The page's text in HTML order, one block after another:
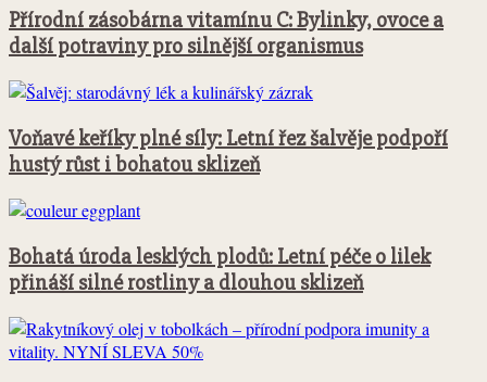
Přírodní zásobárna vitamínu C: Bylinky, ovoce a
další potraviny pro silnější organismus
Voňavé keříky plné síly: Letní řez šalvěje podpoří
hustý růst i bohatou sklizeň
Bohatá úroda lesklých plodů: Letní péče o lilek
přináší silné rostliny a dlouhou sklizeň